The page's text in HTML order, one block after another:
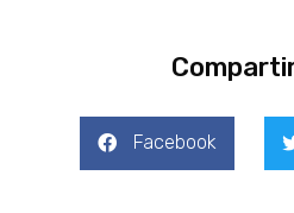
Facebook